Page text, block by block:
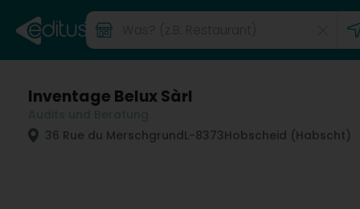
Inventage Belux Sàrl
36 Rue du MerschgrundL-8373Hobscheid (Habscht)